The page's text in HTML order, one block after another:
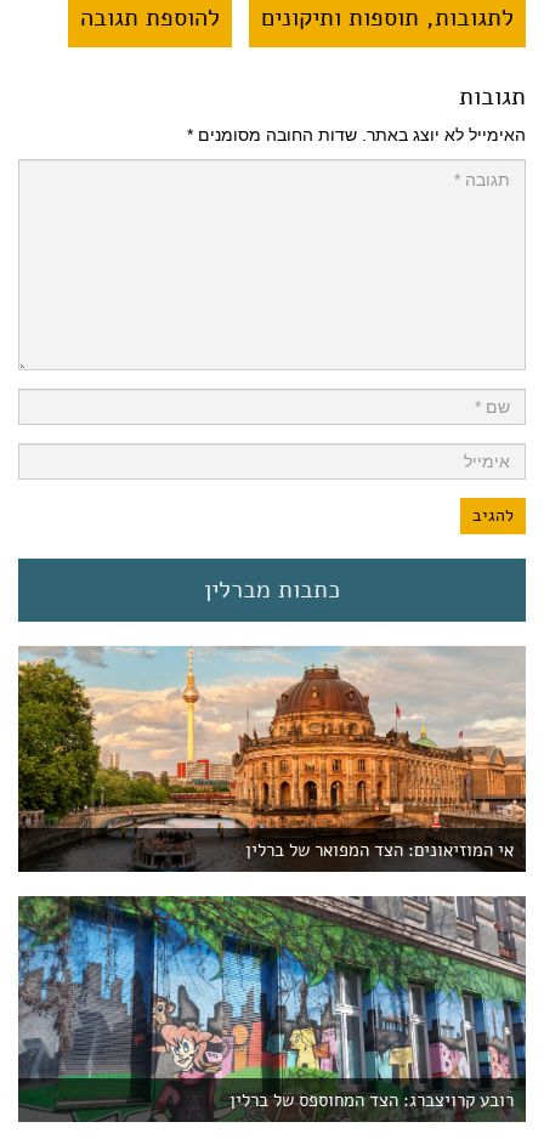
לתגובות, תוספות ותיקונים להוספת תגובה
תגובות
האימייל לא יוצג באתר. שדות החובה מסומנים *
כתבות מברלין
אי המוזיאונים: הצד המפואר של ברלין
רובע קרויצברג: הצד המחוספס של ברלין